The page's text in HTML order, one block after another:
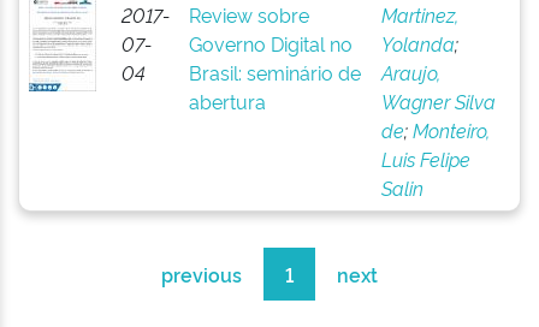
2017-
07-
04
Review sobre
Governo Digital no
Brasil: seminário de
abertura
Martinez,
Yolanda;
Araujo,
Wagner Silva
de;Monteiro,
Luis Felipe
Salin
previous 1 next